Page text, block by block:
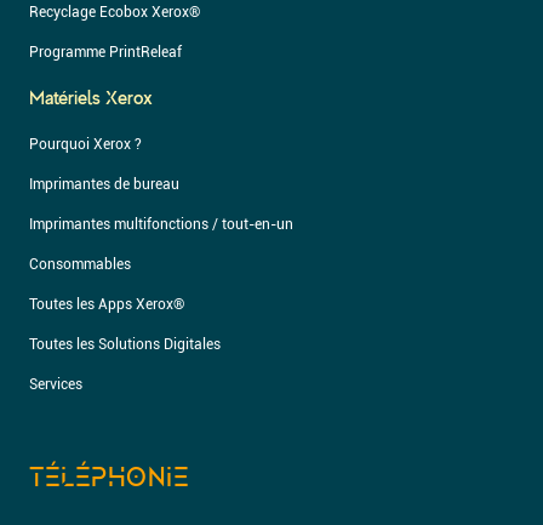
Recyclage Ecobox Xerox®
Programme PrintReleaf
Matériels Xerox
Pourquoi Xerox ?
Imprimantes de bureau
Imprimantes multifonctions / tout-en-un
Consommables
Toutes les Apps Xerox®
Toutes les Solutions Digitales
Services
TÉLÉPHONIE